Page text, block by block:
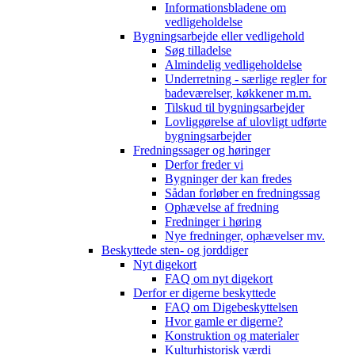
Informationsbladene om
vedligeholdelse
Bygningsarbejde eller vedligehold
Søg tilladelse
Almindelig vedligeholdelse
Underretning - særlige regler for
badeværelser, køkkener m.m.
Tilskud til bygningsarbejder
Lovliggørelse af ulovligt udførte
bygningsarbejder
Fredningssager og høringer
Derfor freder vi
Bygninger der kan fredes
Sådan forløber en fredningssag
Ophævelse af fredning
Fredninger i høring
Nye fredninger, ophævelser mv.
Beskyttede sten- og jorddiger
Nyt digekort
FAQ om nyt digekort
Derfor er digerne beskyttede
FAQ om Digebeskyttelsen
Hvor gamle er digerne?
Konstruktion og materialer
Kulturhistorisk værdi